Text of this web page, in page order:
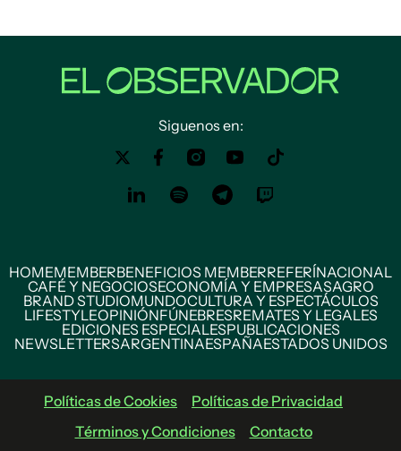
Siguenos en:
HOMEMEMBERBENEFICIOS MEMBERREFERÍNACIONAL
CAFÉ Y NEGOCIOSECONOMÍA Y EMPRESASAGRO
BRAND STUDIOMUNDOCULTURA Y ESPECTÁCULOS
LIFESTYLEOPINIÓNFÚNEBRESREMATES Y LEGALES
EDICIONES ESPECIALESPUBLICACIONES
NEWSLETTERSARGENTINAESPAÑAESTADOS UNIDOS
Políticas de Cookies
Políticas de Privacidad
Términos y Condiciones
Contacto